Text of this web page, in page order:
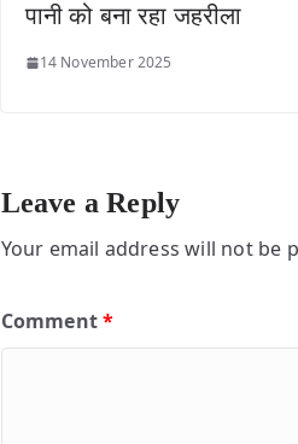
पानी को बना रहा जहरीला
14 November 2025
Leave a Reply
Your email address will not be
Comment*